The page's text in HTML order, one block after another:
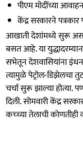
पीएम मोदींच्या
केंद्र सरकारने
आखाती देशांमध्ये सुरू
बसत आहे. या
सभेतून देशवासियांना
त्यामुळे पेट्रोल-डिझेलचा
चर्चा सुरू झाल्या होत्या.
दिली. सोमवारी केंद्र
कच्च्या तेलाची